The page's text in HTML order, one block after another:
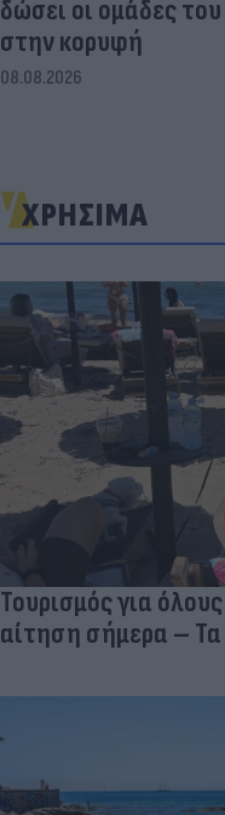
δώσει οι ομάδες
στην κορυφή
08.08.2026
ΧΡΗΣΙΜΑ
Τουρισμός για
αίτηση σήμερα –